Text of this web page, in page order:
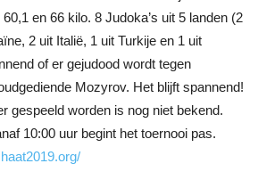
en 66 kilo. 8 Judoka’s uit 5 landen (2
2 uit Italië, 1 uit Turkije en 1 uit
of er gejudood wordt tegen
Mozyrov. Het blijft spannend!
gespeeld worden is nog niet bekend.
10:00 uur begint het toernooi pas.